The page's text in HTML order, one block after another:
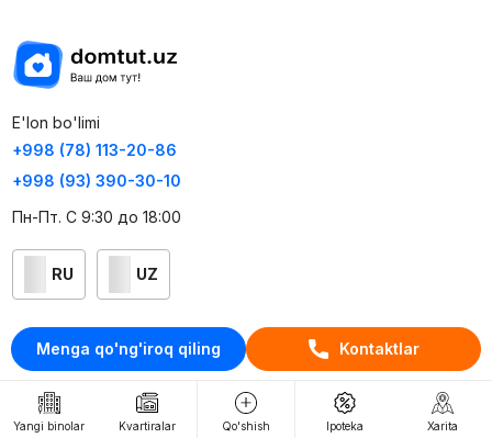
Menga qo'ng'iroq qiling Kontaktlar
Yangi binolar Kvartiralar Qo'shish Ipoteka Xarita
E'lon bo'limi
+998 (78) 113-20-86
+998 (93) 390-30-10
Пн-Пт. С 9:30 до 18:00
RU UZ
Kontaktlar
loyiha haqida
Webnow © loyihasi